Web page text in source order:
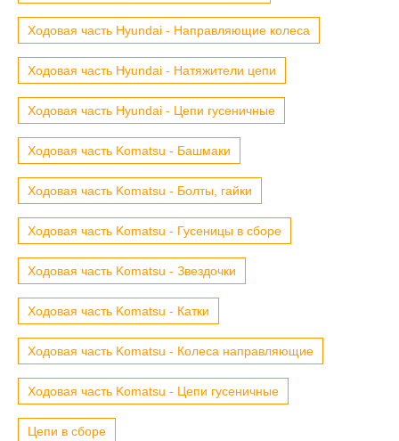
Ходовая часть Hyundai - Направляющие колеса
Ходовая часть Hyundai - Натяжители цепи
Ходовая часть Hyundai - Цепи гусеничные
Ходовая часть Komatsu - Башмаки
Ходовая часть Komatsu - Болты, гайки
Ходовая часть Komatsu - Гусеницы в сборе
Ходовая часть Komatsu - Звездочки
Ходовая часть Komatsu - Катки
Ходовая часть Komatsu - Колеса направляющие
Ходовая часть Komatsu - Цепи гусеничные
Цепи в сборе